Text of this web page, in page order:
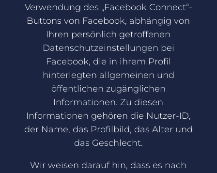
Verwendung des „Facebook Connect“-
Buttons von Facebook, abhängig von
Ihren persönlich getroffenen
Datenschutzeinstellungen bei
Facebook, die in ihrem Profil
hinterlegten allgemeinen und
öffentlichen zugänglichen
Informationen. Zu diesen
Informationen gehören die Nutzer-ID,
der Name, das Profilbild, das Alter und
das Geschlecht.
Wir weisen darauf hin, dass es nach